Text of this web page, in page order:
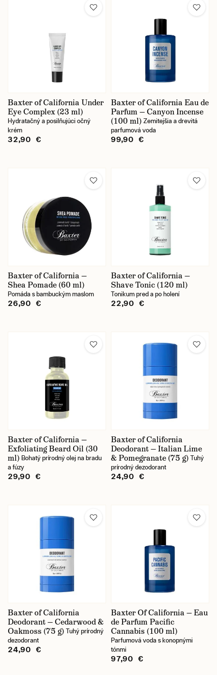
Baxter of California Under
Eye Complex (23 ml)
Hydratačný a posilňujúci očný
krém
32,90 €
Baxter of California Eau de
Parfum — Canyon Incense
(100 ml) Zemitejšia a drevitá
parfumová voda
99,90 €
Baxter of California —
Shea Pomade (60 ml)
Pomáda s bambuckým maslom
26,90 €
Baxter of California —
Shave Tonic (120 ml)
Tonikum pred a po holení
22,90 €
Baxter of California —
Exfoliating Beard Oil (30
ml) Bohatý prírodný olej na bradu
a fúzy
29,90 €
Baxter of California
Deodorant — Italian Lime
& Pomegranate (75 g) Tuhý
prírodný dezodorant
24,90 €
Baxter of California
Deodorant — Cedarwood &
Oakmoss (75 g) Tuhý prírodný
dezodorant
24,90 €
Baxter Of California — Eau
de Parfum Pacific
Cannabis (100 ml)
Parfumová voda s konopnými
tónmi
97,90 €